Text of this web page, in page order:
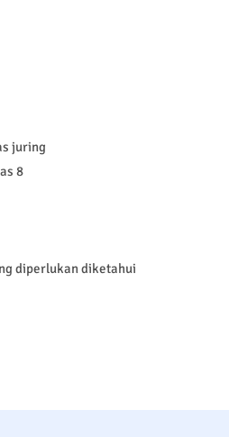
juring
8
diperlukan diketahui